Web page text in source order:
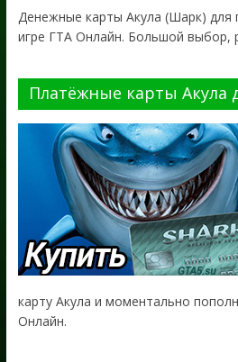
Денежные карты Акула (Шарк) для
игре ГТА Онлайн. Большой выбор,
Платёжные карты Акула
карту Акула и моментально
Онлайн.